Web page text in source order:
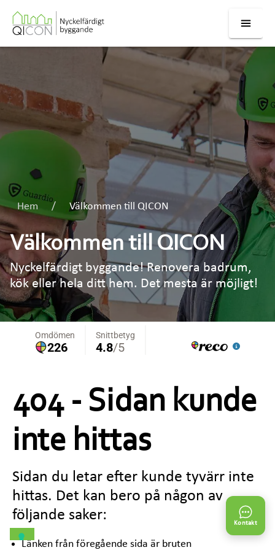
Hem Välkommen till QICON
Välkommen till QICON
Nyckelfärdigt byggande! Renovera badrum,
kök eller hela ditt hem. Det mesta är möjligt!
404 - Sidan kunde
inte hittas
Sidan du letar efter kunde tyvärr inte
hittas. Det kan bero på någon av
följande saker:
Länken från föregående sida är bruten
Kontakt